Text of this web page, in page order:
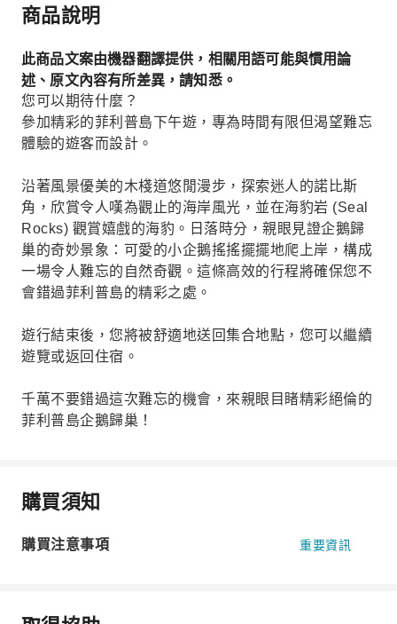
商品說明
此商品文案由機器翻譯提供，相關用語可能與慣用論
述、原文內容有所差異，請知悉。
您可以期待什麼？
參加精彩的菲利普島下午遊，專為時間有限但渴望難忘
體驗的遊客而設計。
沿著風景優美的木棧道悠閒漫步，探索迷人的諾比斯
角，欣賞令人嘆為觀止的海岸風光，並在海豹岩 (Seal
Rocks) 觀賞嬉戲的海豹。日落時分，親眼見證企鵝歸
巢的奇妙景象：可愛的小企鵝搖搖擺擺地爬上岸，構成
一場令人難忘的自然奇觀。這條高效的行程將確保您不
會錯過菲利普島的精彩之處。
遊行結束後，您將被舒適地送回集合地點，您可以繼續
遊覽或返回住宿。
千萬不要錯過這次難忘的機會，來親眼目睹精彩絕倫的
菲利普島企鵝歸巢！
購買須知
購買注意事項 重要資訊